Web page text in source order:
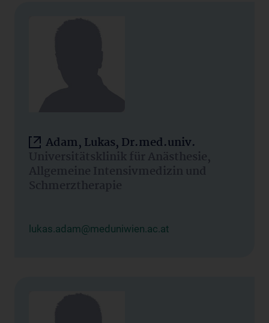
Adam, Lukas, Dr.med.univ.
Universitätsklinik für Anästhesie,
Allgemeine Intensivmedizin und
Schmerztherapie
lukas.adam@meduniwien.ac.at